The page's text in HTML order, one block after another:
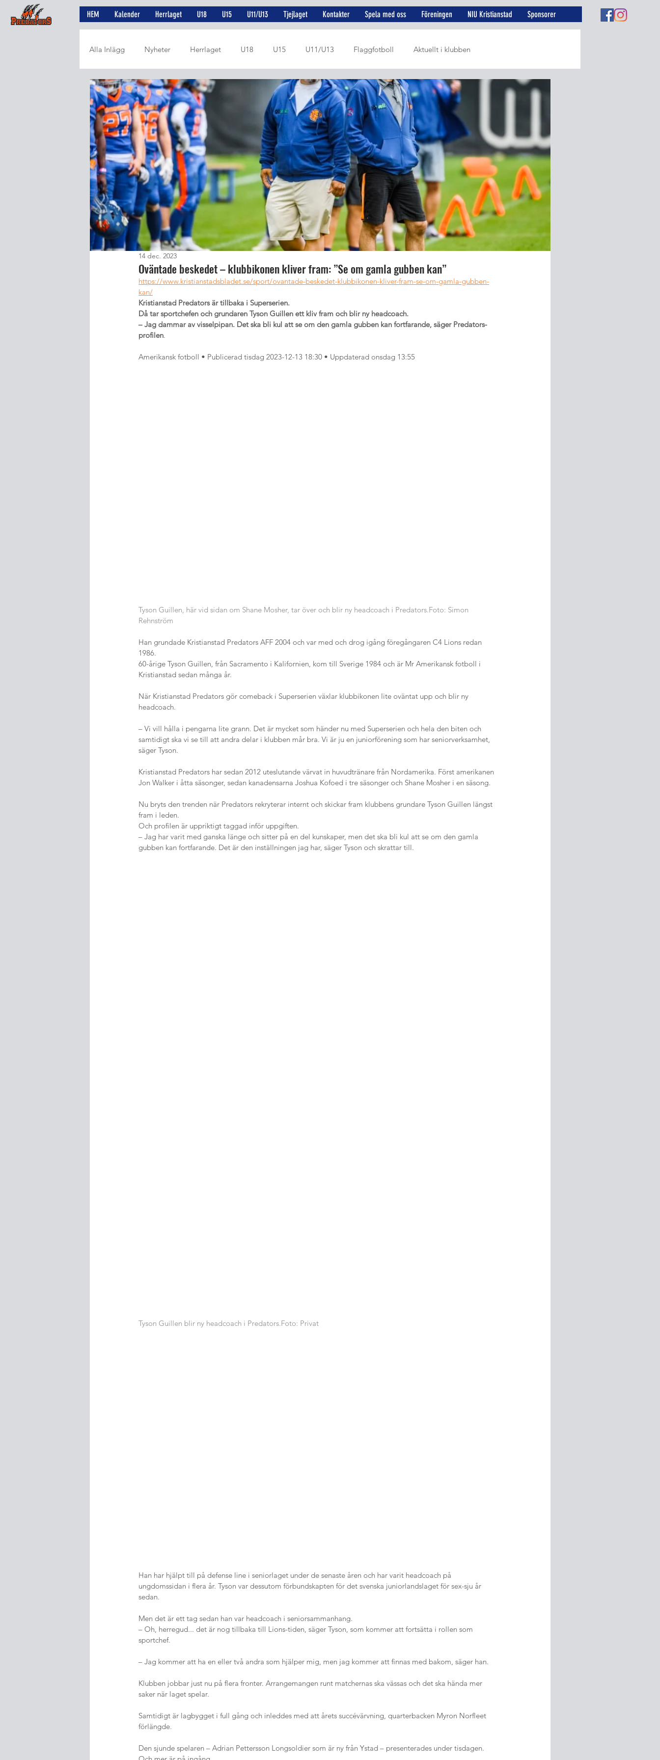
HEM Kalender Herrlaget U18 U15 U11/U13 Tjejlaget Kontakter Spela med oss Föreningen NIU Kristianstad Sponsorer
Alla Inlägg Nyheter Herrlaget U18 U15 U11/U13 Flaggfotboll Aktuellt i klubben
Utvalt från SWE3 Artiklar Rekryteringsprojekt Juniorer Damer
Oväntade beskedet – klubbikonen kliver fram: ”Se om gamla gubben kan”
14 dec. 2023
https://www.kristianstadsbladet.se/sport/ovantade-beskedet-klubbikonen-kliver-fram-se-om-gamla-gubben-
kan/
Kristianstad Predators är tillbaka i Superserien.
Då tar sportchefen och grundaren Tyson Guillen ett kliv fram och blir ny headcoach.
– Jag dammar av visselpipan. Det ska bli kul att se om den gamla gubben kan fortfarande, säger Predators-
profilen.
Amerikansk fotboll • Publicerad tisdag 2023-12-13 18:30 • Uppdaterad onsdag 13:55
Tyson Guillen, här vid sidan om Shane Mosher, tar över och blir ny headcoach i Predators.Foto: Simon
Rehnström
Han grundade Kristianstad Predators AFF 2004 och var med och drog igång föregångaren C4 Lions redan
1986.
60-årige Tyson Guillen, från Sacramento i Kalifornien, kom till Sverige 1984 och är Mr Amerikansk fotboll i
Kristianstad sedan många år.
När Kristianstad Predators gör comeback i Superserien växlar klubbikonen lite oväntat upp och blir ny
headcoach.
– Vi vill hålla i pengarna lite grann. Det är mycket som händer nu med Superserien och hela den biten och
samtidigt ska vi se till att andra delar i klubben mår bra. Vi är ju en juniorförening som har seniorverksamhet,
säger Tyson.
Kristianstad Predators har sedan 2012 uteslutande värvat in huvudtränare från Nordamerika. Först amerikanen
Jon Walker i åtta säsonger, sedan kanadensarna Joshua Kofoed i tre säsonger och Shane Mosher i en säsong.
Nu bryts den trenden när Predators rekryterar internt och skickar fram klubbens grundare Tyson Guillen längst
fram i leden.
Och profilen är uppriktigt taggad inför uppgiften.
– Jag har varit med ganska länge och sitter på en del kunskaper, men det ska bli kul att se om den gamla
gubben kan fortfarande. Det är den inställningen jag har, säger Tyson och skrattar till.
Tyson Guillen blir ny headcoach i Predators.Foto: Privat
Han har hjälpt till på defense line i seniorlaget under de senaste åren och har varit headcoach på
ungdomssidan i flera år. Tyson var dessutom förbundskapten för det svenska juniorlandslaget för sex-sju år
sedan.
Men det är ett tag sedan han var headcoach i seniorsammanhang.
– Oh, herregud... det är nog tillbaka till Lions-tiden, säger Tyson, som kommer att fortsätta i rollen som
sportchef.
– Jag kommer att ha en eller två andra som hjälper mig, men jag kommer att finnas med bakom, säger han.
Klubben jobbar just nu på flera fronter. Arrangemangen runt matchernas ska vässas och det ska hända mer
saker när laget spelar.
Samtidigt är lagbygget i full gång och inleddes med att årets succévärvning, quarterbacken Myron Norfleet
förlängde.
Den sjunde spelaren – Adrian Pettersson Longsoldier som är ny från Ystad – presenterades under tisdagen.